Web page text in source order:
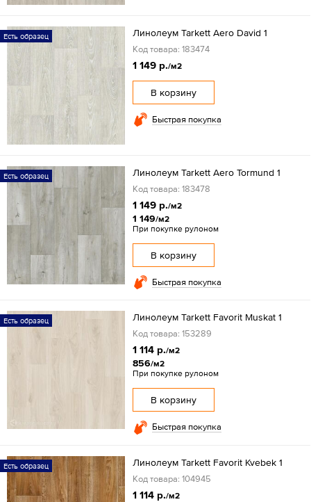
Есть образец Линолеум Tarkett Aero David 1
Код товара: 183474
1 149 р./м2
В корзину
Быстрая покупка
Есть образец Линолеум Tarkett Aero Tormund 1
Код товара: 183478
1 149 р./м2
1 149/м2
При покупке рулоном
В корзину
Быстрая покупка
Есть образец Линолеум Tarkett Favorit Muskat 1
Код товара: 153289
1 114 р./м2
856/м2
При покупке рулоном
В корзину
Быстрая покупка
Есть образец Линолеум Tarkett Favorit Kvebek 1
Код товара: 104945
1 114 р./м2